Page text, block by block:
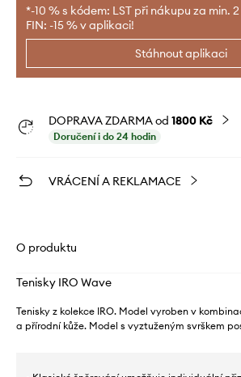
*-10 % s kódem: LST při nákupu za min.
FIN: -15 % v aplikaci!
Stáhnout aplikaci
DOPRAVA ZDARMA od 1800 Kč
Doručení i do 24 hodin
VRÁCENÍ A REKLAMACE
O produktu
Tenisky IRO Wave
Tenisky z kolekce IRO. Model vyroben v
a přírodní kůže. Model s vyztuženým svrškem